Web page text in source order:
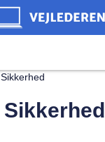
Sikkerhed